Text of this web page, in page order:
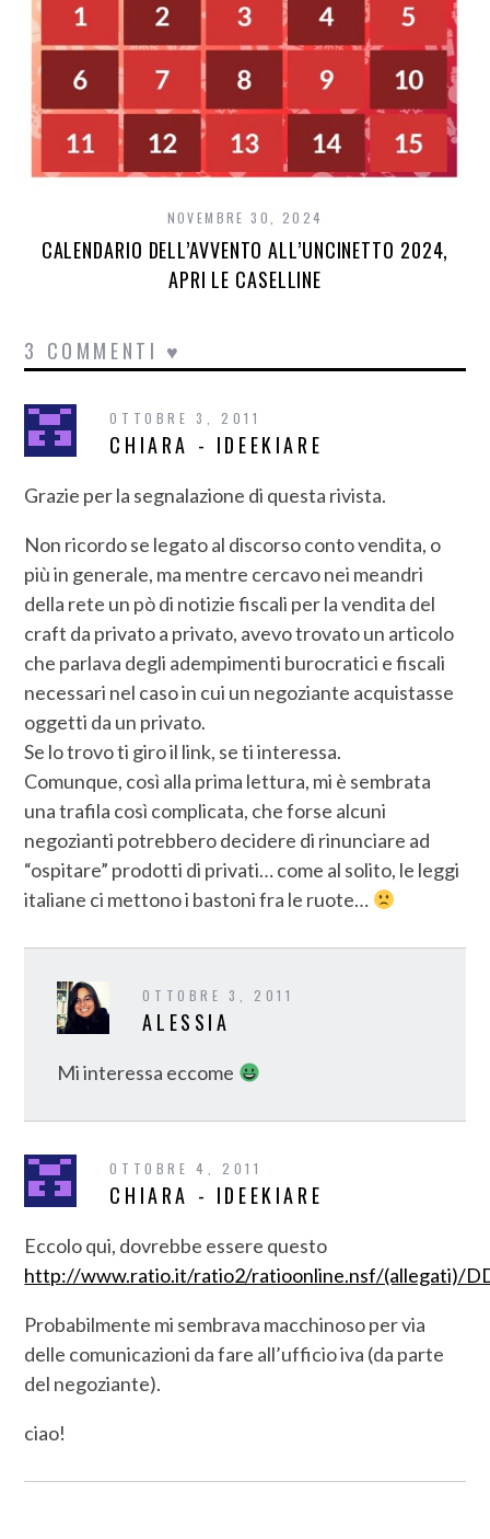
NOVEMBRE 30, 2024
CALENDARIO DELL’AVVENTO ALL’UNCINETTO 2024,
APRI LE CASELLINE
3 COMMENTI ♥
OTTOBRE 3, 2011
CHIARA - IDEEKIARE
Grazie per la segnalazione di questa rivista.
Non ricordo se legato al discorso conto vendita, o
più in generale, ma mentre cercavo nei meandri
della rete un pò di notizie fiscali per la vendita del
craft da privato a privato, avevo trovato un articolo
che parlava degli adempimenti burocratici e fiscali
necessari nel caso in cui un negoziante acquistasse
oggetti da un privato.
Se lo trovo ti giro il link, se ti interessa.
Comunque, così alla prima lettura, mi è sembrata
una trafila così complicata, che forse alcuni
negozianti potrebbero decidere di rinunciare ad
“ospitare” prodotti di privati… come al solito, le leggi
italiane ci mettono i bastoni fra le ruote…
OTTOBRE 3, 2011
ALESSIA
Mi interessa eccome
OTTOBRE 4, 2011
CHIARA - IDEEKIARE
Eccolo qui, dovrebbe essere questo
http://www.ratio.it/ratio2/ratioonline.nsf/(allegati)/
Probabilmente mi sembrava macchinoso per via
delle comunicazioni da fare all’ufficio iva (da parte
del negoziante).
ciao!